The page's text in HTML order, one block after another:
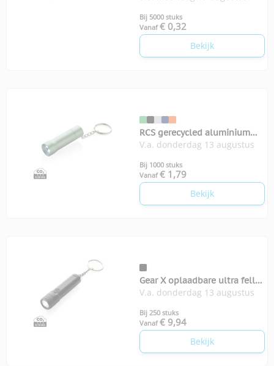
Bij 5000 stuks
Vanaf € 0,32
Bekijk
RCS gerecycled aluminium
sleutelhanger zaklamp Flash
V.a. donderdag 13 augustus
Bij 1000 stuks
Vanaf € 1,79
Bekijk
Gear X oplaadbare ultra felle
zaklamp
V.a. donderdag 13 augustus
Bij 250 stuks
Vanaf € 9,94
Bekijk